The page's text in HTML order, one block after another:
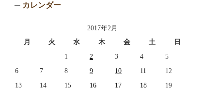
カレンダー
2017年2月
月
火 水 木 金 土
日
1
2 3 4
5
6
7 8 9 10 11
12
13
14 15 16 17 18 19